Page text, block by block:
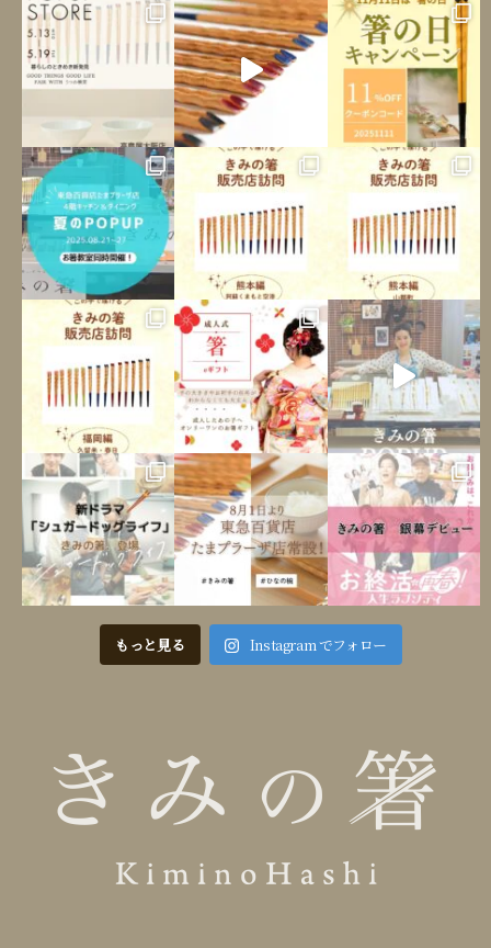
もっと見る Instagram でフォロー